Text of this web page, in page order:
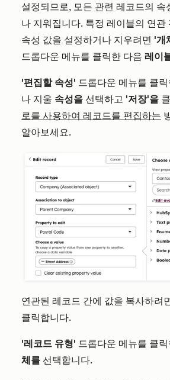
설정되므로, 모든 관련 레코드의 속
나 지워집니다. 특정 레이블의 연관
속성 값을 설정하거나 지우려면 '개
드롭다운 메뉴를 클릭한 다음 레이
'편집할 속성' 드롭다운 메뉴를 클
나 지울 속성을 선택하고 '저장'을
로를 사용하여 레코드를 편집하는
알아보세요.
연관된 레코드 간에 값을 복사하려
클릭합니다.
'레코드 유형' 드롭다운 메뉴를 클
체를 선택합니다.